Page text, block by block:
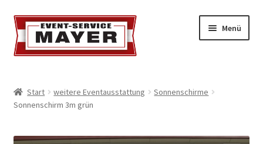
Menü
Event-Service
Standort & Öffnungszeiten
Start weitere Eventausstattung
Sonnenschirme
Sonnenschirm 3m grün